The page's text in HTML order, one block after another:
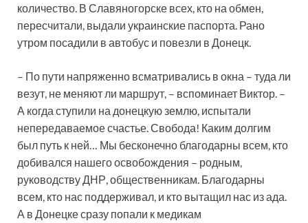
количество. В Славяногорске всех, кто на обмен,
пересчитали, выдали украинские паспорта. Рано
утром посадили в автобус и повезли в Донецк.
– По пути напряженно всматривались в окна – туда ли
везут, не меняют ли маршрут, – вспоминает Виктор. –
А когда ступили на донецкую землю, испытали
непередаваемое счастье. Свобода! Каким долгим
был путь к ней… Мы бесконечно благодарны всем, кто
добивался нашего освобождения – родным,
руководству ДНР, общественникам. Благодарны
всем, кто нас поддерживал, и кто вытащил нас из ада.
А в Донецке сразу попали к медикам